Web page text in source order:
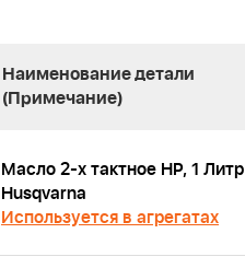
Наименование детали
(Примечание)
Масло 2-х тактное HP, 1 Литр
Husqvarna
Используется в агрегатах